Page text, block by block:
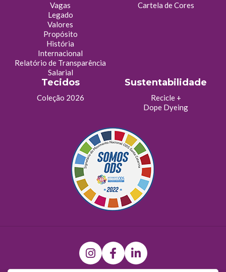
Vagas
Legado
Valores
Propósito
História
Internacional
Relatório de Transparência
Salarial
Tecidos
Coleção 2026
Cartela de Cores
Sustentabilidade
Recicle +
Dope Dyeing